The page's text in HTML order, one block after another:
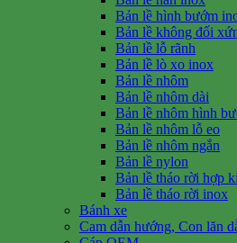
Bản lề hình bướm
Bản lề không đối
Bản lề lỗ rãnh
Bản lề lò xo inox
Bản lề nhôm
Bản lề nhôm dài
Bản lề nhôm hình
Bản lề nhôm lỗ eo
Bản lề nhôm ngắn
Bản lề nylon
Bản lề tháo rời hợp
Bản lề tháo rời inox
Bánh xe
Cam dẫn hướng, Con lăn